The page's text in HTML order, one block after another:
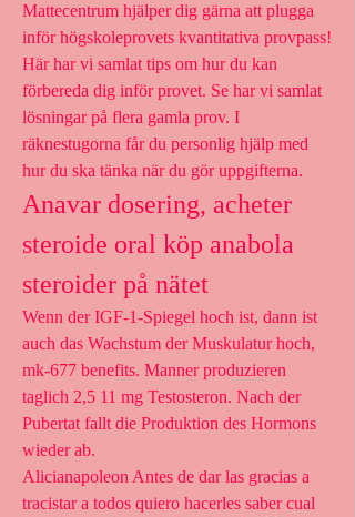
Mattecentrum hjälper dig gärna att plugga
inför högskoleprovets kvantitativa provpass!
Här har vi samlat tips om hur du kan
förbereda dig inför provet. Se har vi samlat
lösningar på flera gamla prov. I
räknestugorna får du personlig hjälp med
hur du ska tänka när du gör uppgifterna.
Anavar dosering, acheter
steroide oral köp anabola
steroider på nätet
Wenn der IGF-1-Spiegel hoch ist, dann ist
auch das Wachstum der Muskulatur hoch,
mk-677 benefits. Manner produzieren
taglich 2,5 11 mg Testosteron. Nach der
Pubertat fallt die Produktion des Hormons
wieder ab.
Alicianapoleon Antes de dar las gracias a
tracistar a todos quiero hacerles saber cual